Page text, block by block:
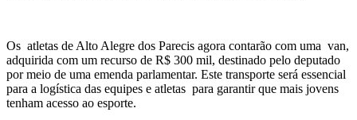
Os atletas de Alto Alegre dos Parecis agora contarão com uma van,
adquirida com um recurso de R$ 300 mil, destinado pelo deputado
por meio de uma emenda parlamentar. Este transporte será essencial
para a logística das equipes e atletas para garantir que mais jovens
tenham acesso ao esporte.